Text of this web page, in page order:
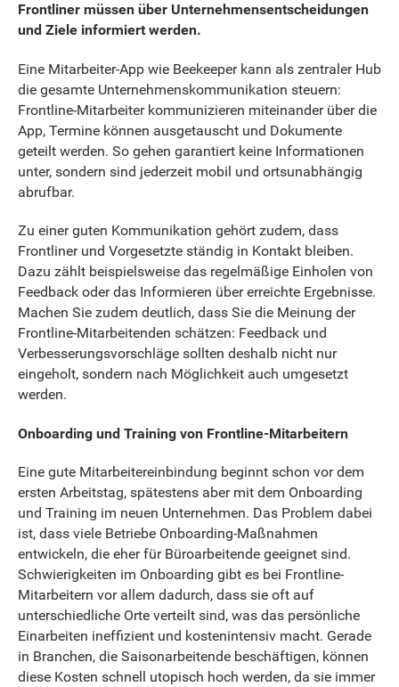
Frontliner müssen über Unternehmensentscheidungen
und Ziele informiert werden.
Eine Mitarbeiter-App wie Beekeeper kann als zentraler Hub
die gesamte Unternehmenskommunikation steuern:
Frontline-Mitarbeiter kommunizieren miteinander über die
App, Termine können ausgetauscht und Dokumente
geteilt werden. So gehen garantiert keine Informationen
unter, sondern sind jederzeit mobil und ortsunabhängig
abrufbar.
Zu einer guten Kommunikation gehört zudem, dass
Frontliner und Vorgesetzte ständig in Kontakt bleiben.
Dazu zählt beispielsweise das regelmäßige Einholen von
Feedback oder das Informieren über erreichte Ergebnisse.
Machen Sie zudem deutlich, dass Sie die Meinung der
Frontline-Mitarbeitenden schätzen: Feedback und
Verbesserungsvorschläge sollten deshalb nicht nur
eingeholt, sondern nach Möglichkeit auch umgesetzt
werden.
Onboarding und Training von Frontline-Mitarbeitern
Eine gute Mitarbeitereinbindung beginnt schon vor dem
ersten Arbeitstag, spätestens aber mit dem Onboarding
und Training im neuen Unternehmen. Das Problem dabei
ist, dass viele Betriebe Onboarding-Maßnahmen
entwickeln, die eher für Büroarbeitende geeignet sind.
Schwierigkeiten im Onboarding gibt es bei Frontline-
Mitarbeitern vor allem dadurch, dass sie oft auf
unterschiedliche Orte verteilt sind, was das persönliche
Einarbeiten ineffizient und kostenintensiv macht. Gerade
in Branchen, die Saisonarbeitende beschäftigen, können
diese Kosten schnell utopisch hoch werden, da sie immer